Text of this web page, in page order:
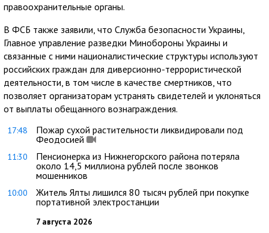
правоохранительные органы.
В ФСБ также заявили, что Служба безопасности Украины,
Главное управление разведки Минобороны Украины и
связанные с ними националистические структуры используют
российских граждан для диверсионно-террористической
деятельности, в том числе в качестве смертников, что
позволяет организаторам устранять свидетелей и уклоняться
от выплаты обещанного вознаграждения.
17:48
Пожар сухой растительности ликвидировали под
Феодосией
11:30
Пенсионерка из Нижнегорского района потеряла
около 14,5 миллиона рублей после звонков
мошенников
10:00
Житель Ялты лишился 80 тысяч рублей при покупке
портативной электростанции
7 августа 2026